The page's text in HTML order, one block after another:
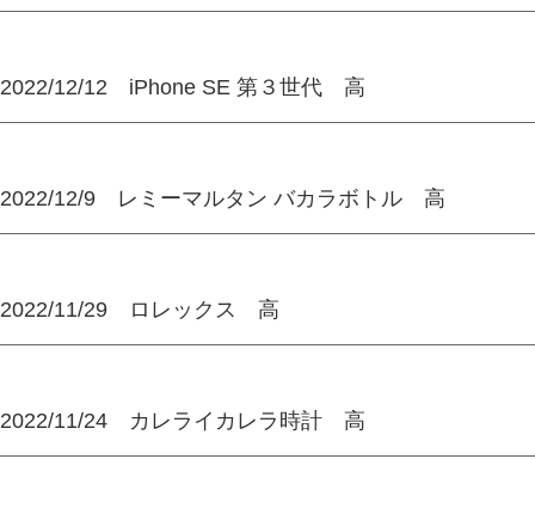
2022/12/12 iPhone SE 第３世代 高
2022/12/9 レミーマルタン バカラボトル 高
2022/11/29 ロレックス 高
2022/11/24 カレライカレラ時計 高